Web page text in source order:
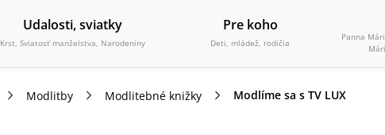
Udalosti, sviatky
Krst, Sviatosť manželstva, Narodeniny
Pre koho
Deti, mládež, rodičia
Panna
Modlitby Modlitebné knižky Modlíme sa s TV LUX